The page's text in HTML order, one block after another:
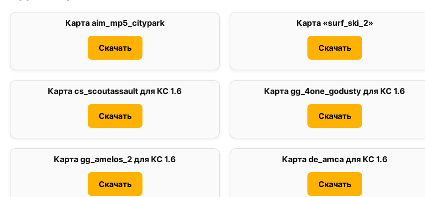
Карта aim_mp5_citypark
Скачать
Карта «surf_ski_2»
Скачать
Карта cs_scoutassault для КС 1.6
Скачать
Карта gg_4one_godusty для КС 1.6
Скачать
Карта gg_amelos_2 для КС 1.6
Скачать
Карта de_amca для КС 1.6
Скачать